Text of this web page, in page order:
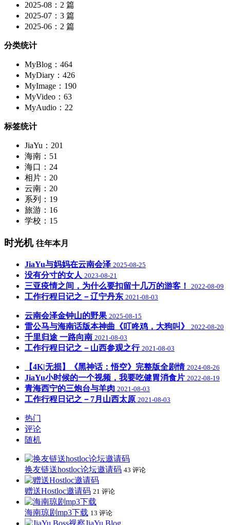
2025-08：2 篇
2025-07：3 篇
2025-06：2 篇
分类统计
MyBlog：464
MyDiary：426
MyImage：190
MyVideo：63
MyAudio：22
标签统计
JiaYu：201
海南：51
海口：24
相片：20
云南：20
系列：19
旅游：16
学校：15
时光机 往年本月
JiaYu与妈妈在云南会泽 2025-08-25
没有分寸的女人 2023-08-21
三亚疫情之间，为什么要扣留十几万的游客！ 2022-08-09
工作行程日记之－辽宁丹东 2021-08-03
云南会泽金钟山的野果 2025-08-15
雷公马与海南话版本神曲《叮咚鸡，大狗叫》 2022-08-20
千里归途 一路向南 2021-08-03
工作行程日记之－山西参观之行 2021-08-03
【4K|无损】《黑神话：悟空》完整版全剧情 2024-08-26
JiaYu小时候的一个视频，我要吃健胃消食片 2022-08-19
青海西宁的三炮台与羊肉 2021-08-03
工作行程日记之－7月山西太原 2021-08-03
热门
评论
随机
换友链送hostloc论坛邀请码 43 评论
赠送Hostloc邀请码 21 评论
海南琼剧mp3下载 13 评论